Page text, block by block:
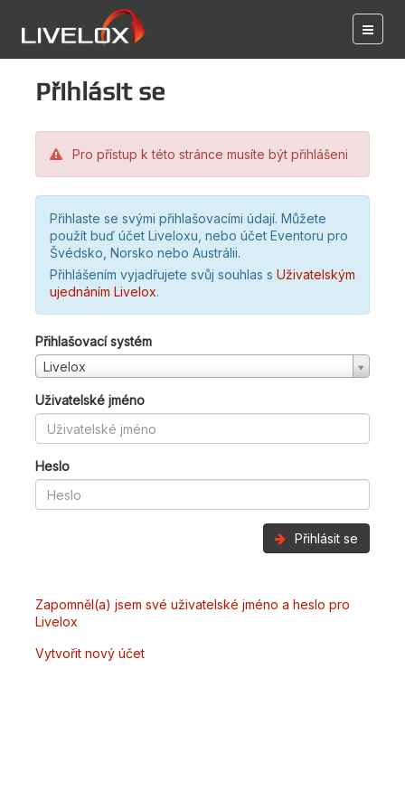
Přihlásit se
Pro přístup k této stránce musíte být přihlášeni
Přihlaste se svými přihlašovacími údají. Můžete
použít buď účet Liveloxu, nebo účet Eventoru pro
Švédsko, Norsko nebo Austrálii.
Přihlášením vyjadřujete svůj souhlas s Uživatelským
ujednáním Livelox.
Přihlašovací systém
Livelox
Uživatelské jméno
Heslo
Přihlásit se
Zapomněl(a) jsem své uživatelské jméno a heslo pro
Livelox
Vytvořit nový účet